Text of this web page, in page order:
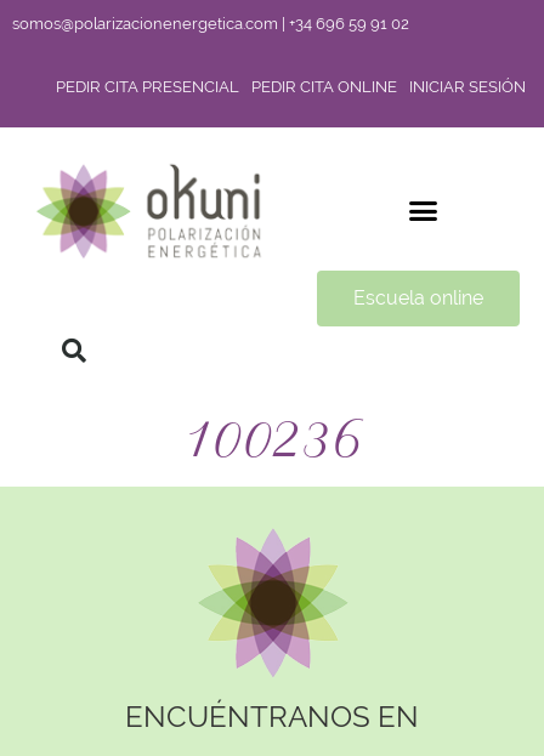
somos@polarizacionenergetica.com | +34 696 59 91 02
PEDIR CITA PRESENCIAL PEDIR CITA ONLINE INICIAR SESIÓN
Escuela online
100236
ENCUÉNTRANOS EN